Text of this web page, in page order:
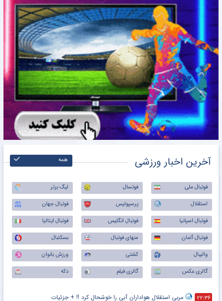
آخرین اخبار ورزشی همه
فوتبال ملی فوتسال
لیگ برتر
استقلال
پرسپولیس
فوتبال جهان
فوتبال اسپانیا
فوتبال انگلیس
فوتبال ایتالیا
فوتبال آلمان
منهای فوتبال
بسکتبال
والیبال
کشتی
ورزش بانوان
گالری عکس
گالری فیلم دکه
۲۲:۳۶ مربی استقلال هواداران آبی را خوشحال کرد !! + جزئیات